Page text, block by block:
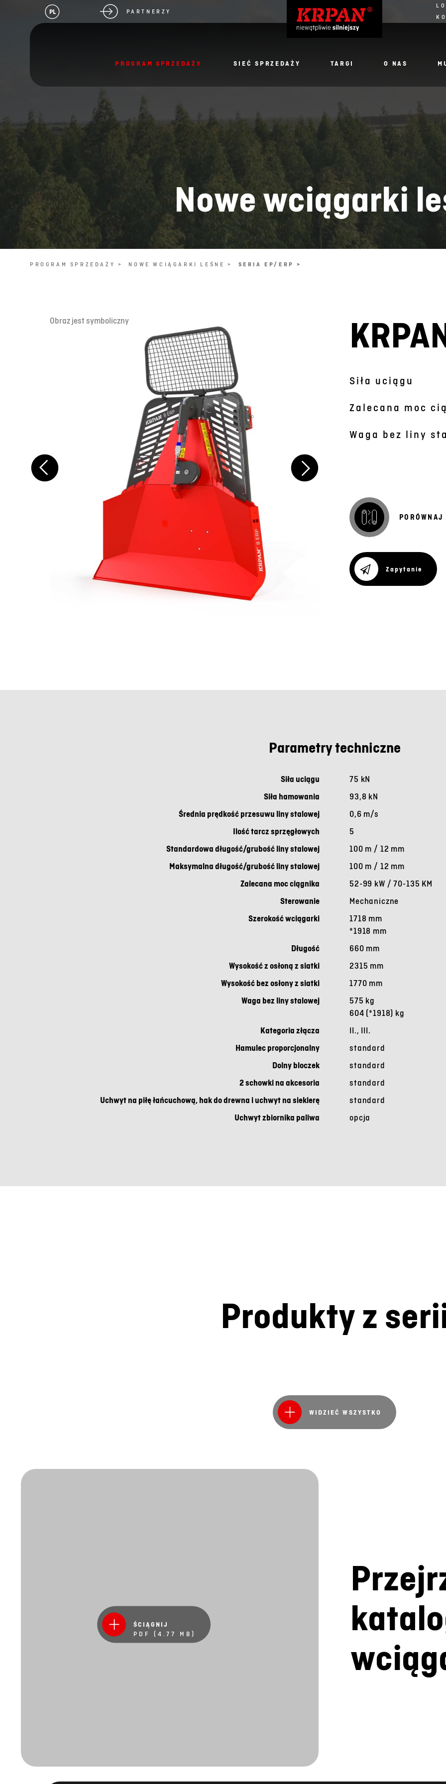
PL PARTNERZY
PROGRAM SPRZEDAŻY SIEĆ SPRZEDAŻY TARGI O NAS
Nowe wciągarki
PROGRAM SPRZEDAŻY > NOWE WCIĄGARKI LEŚNE > SERIA EP/ERP >
Obraz jest symboliczny Obraz jest symboliczny
Siła uciągu
Zalecana moc
Waga bez liny
Zapytanie
Parametry techniczne
Siła uciągu
75 kN
Siła hamowania
93,8 kN
Średnia prędkość przesuwu liny stalowej
0,6 m/s
Ilość tarcz sprzęgłowych
5
Standardowa długość/grubość liny stalowej
100 m / 12 mm
Maksymalna długość/grubość liny stalowej
100 m / 12 mm
Zalecana moc ciągnika
52-99 kW / 70-135 KM
Sterowanie
Mechaniczne
Szerokość wciągarki
1718 mm
*1918 mm
Długość
660 mm
Wysokość z osłoną z siatki
2315 mm
Wysokość bez osłony z siatki
1770 mm
Waga bez liny stalowej
575 kg
604 (*1918) kg
Kategoria złącza
II., III.
Hamulec proporcjonalny
standard
Dolny bloczek
standard
2 schowki na akcesoria
standard
Uchwyt na piłę łańcuchową, hak do drewna i uchwyt na siekierę
standard
Uchwyt zbiornika paliwa
opcja
Produkty z
WIDZIEĆ WSZYSTKO